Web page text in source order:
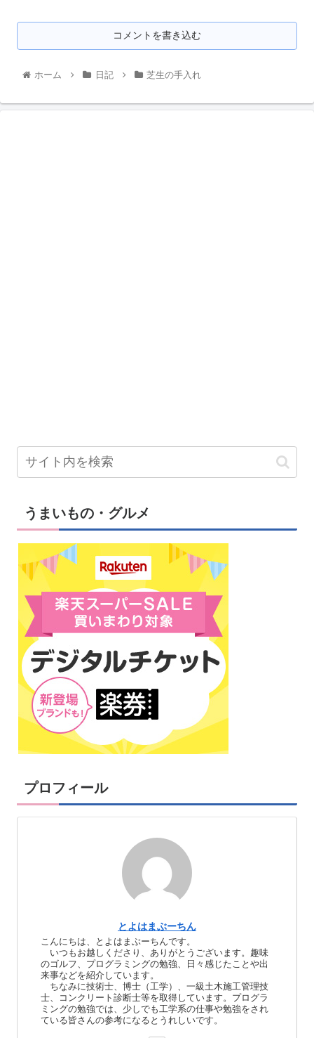
コメントを書き込む
ホーム 日記 芝生の手入れ
うまいもの・グルメ
プロフィール
とよはまぶーちん
こんにちは、とよはまぶーちんです。
いつもお越しくださり、ありがとうございます。趣味
のゴルフ、プログラミングの勉強、日々感じたことや出
来事などを紹介しています。
ちなみに技術士、博士（工学）、一級土木施工管理技
士、コンクリート診断士等を取得しています。プログラ
ミングの勉強では、少しでも工学系の仕事や勉強をされ
ている皆さんの参考になるとうれしいです。